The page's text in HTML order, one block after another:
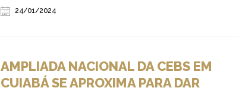
24/01/2024
AMPLIADA NACIONAL DA CEBS EM
CUIABÁ SE APROXIMA PARA DAR